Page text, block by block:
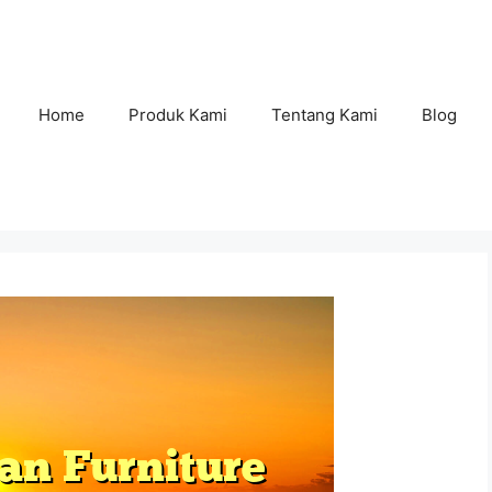
Home Produk Kami Tentang Kami Blog